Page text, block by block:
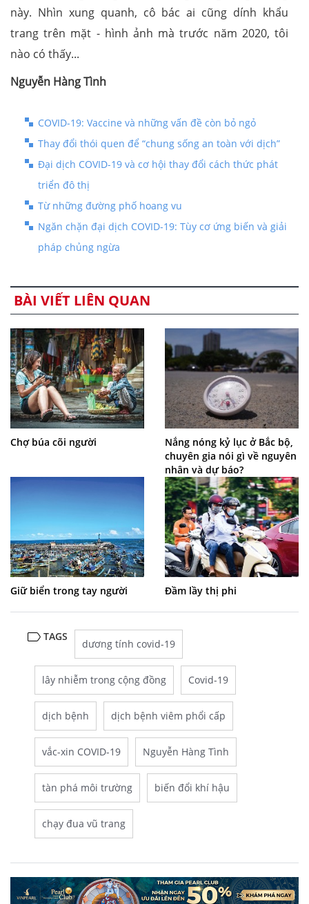
này. Nhìn xung quanh, cô bác ai cũng dính khẩu
trang trên mặt - hình ảnh mà trước năm 2020, tôi
nào có thấy...
Nguyễn Hàng Tình
COVID-19: Vaccine và những vấn đề còn bỏ ngỏ
Thay đổi thói quen để “chung sống an toàn với dịch”
Đại dịch COVID-19 và cơ hội thay đổi cách thức phát
triển đô thị
Từ những đường phố hoang vu
Ngăn chặn đại dịch COVID-19: Tùy cơ ứng biến và giải
pháp chủng ngừa
BÀI VIẾT LIÊN QUAN
Chợ búa cõi người
Nắng nóng kỷ lục ở Bắc bộ,
chuyên gia nói gì về nguyên
nhân và dự báo?
Giữ biển trong tay người Đầm lầy thị phi
TAGS
dương tính covid-19
lây nhiễm trong cộng đồng Covid-19
dịch bệnh dịch bệnh viêm phổi cấp
vắc-xin COVID-19 Nguyễn Hàng Tình
tàn phá môi trường biến đổi khí hậu
chạy đua vũ trang